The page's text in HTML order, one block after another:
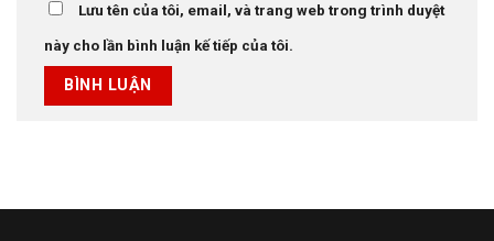
Lưu tên của tôi, email, và trang web trong trình duyệt
này cho lần bình luận kế tiếp của tôi.